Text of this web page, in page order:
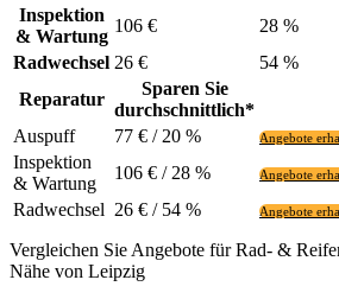
Inspektion
& Wartung
106 € 28 %
Radwechsel 26 € 54 %
Reparatur
Sparen Sie
durchschnittlich*
Auspuff
77 € / 20 % Angebote
Inspektion
& Wartung
106 € / 28 % Angebote
Radwechsel 26 € / 54 % Angebote
Vergleichen Sie Angebote für Rad- &
Nähe von Leipzig